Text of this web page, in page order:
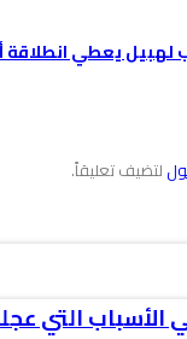
لهبيل يعطي
لتضيف تعليقاً.
الأسباب التي